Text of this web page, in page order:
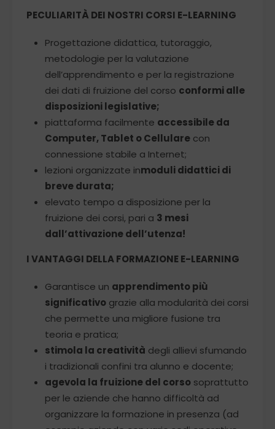
PECULIARITÀ DEI NOSTRI CORSI E-LEARNING
Progettazione didattica, tutoraggio,
metodologie per la valutazione
dell’apprendimento e per la registrazione
dei dati di fruizione del corso conformi alle
disposizioni legislative;
piattaforma facilmente accessibile da
Computer, Tablet o Cellularecon
connessione stabile a Internet;
lezioni organizzate inmoduli didattici di
breve durata;
elevato tempo a disposizione per la
fruizione dei corsi, pari a 3 mesi
dall’attivazione dell’utenza!
I VANTAGGI DELLA FORMAZIONE E-LEARNING
Garantisce un apprendimento più
significativograzie alla modularità dei corsi
che permette una migliore fusione tra
teoria e pratica;
stimola la creatività degli allievi sfumando
i tradizionali confini tra alunno e docente;
agevola la fruizione del corsosoprattutto
per le aziende che hanno difficoltà ad
organizzare la formazione in presenza (ad